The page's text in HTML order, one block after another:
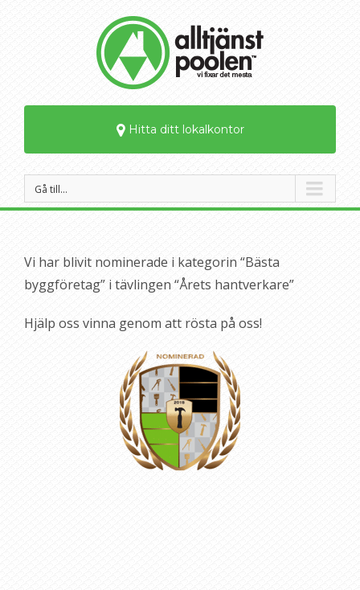
Hitta ditt lokalkontor
Gå till…
Vi har blivit nominerade i kategorin “Bästa
byggföretag” i tävlingen “Årets hantverkare”
Hjälp oss vinna genom att rösta på oss!